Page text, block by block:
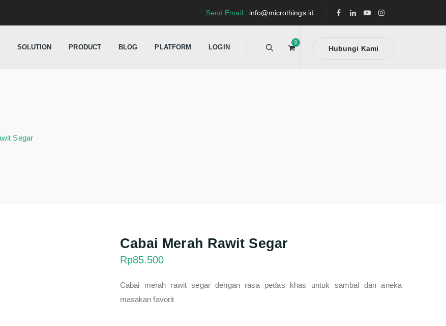
Send Email : info@microthings.id
Hubungi Kami
0
SOLUTION PRODUCT BLOG PLATFORM LOGIN
Segar
Cabai Merah Rawit Segar
Rp85.500
Cabai merah rawit segar dengan rasa pedas khas untuk sambal dan aneka
masakan favorit